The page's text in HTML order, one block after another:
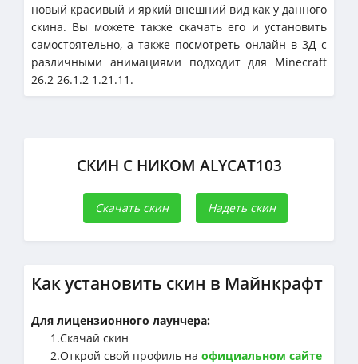
новый красивый и яркий внешний вид как у данного
скина. Вы можете также скачать его и установить
самостоятельно, а также посмотреть онлайн в 3Д с
различными анимациями подходит для Minecraft
26.2 26.1.2 1.21.11.
СКИН С НИКОМ ALYCAT103
Скачать скин Надеть скин
Как установить скин в Майнкрафт
Для лицензионного лаунчера:
1.Cкачай скин
2.Открой свой профиль на официальном сайте